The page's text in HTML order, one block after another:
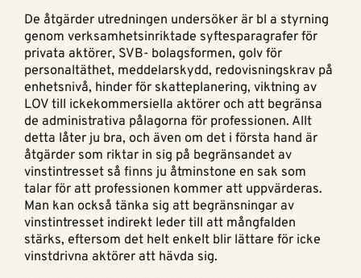
De åtgärder utredningen undersöker är bl a styrning
genom verksamhetsinriktade syftesparagrafer för
privata aktörer, SVB- bolagsformen, golv för
personaltäthet, meddelarskydd, redovisningskrav på
enhetsnivå, hinder för skatteplanering, viktning av
LOV till ickekommersiella aktörer och att begränsa
de administrativa pålagorna för professionen. Allt
detta låter ju bra, och även om det i första hand är
åtgärder som riktar in sig på begränsandet av
vinstintresset så finns ju åtminstone en sak som
talar för att professionen kommer att uppvärderas.
Man kan också tänka sig att begränsningar av
vinstintresset indirekt leder till att mångfalden
stärks, eftersom det helt enkelt blir lättare för icke
vinstdrivna aktörer att hävda sig.